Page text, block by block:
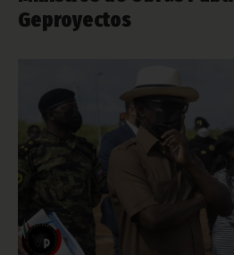
Geproyectos